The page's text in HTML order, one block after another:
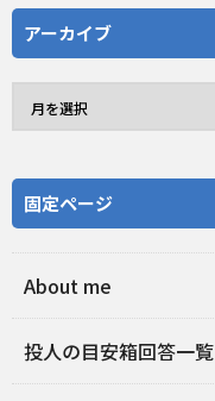
アーカイブ
固定ページ
About me
投人の目安箱回答一覧